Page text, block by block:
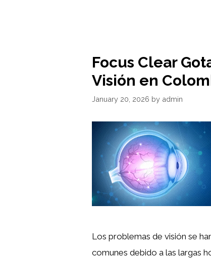
Focus Clear
Visión en
January 20, 2026 by admin
Los problemas de visión se
comunes debido a las largas